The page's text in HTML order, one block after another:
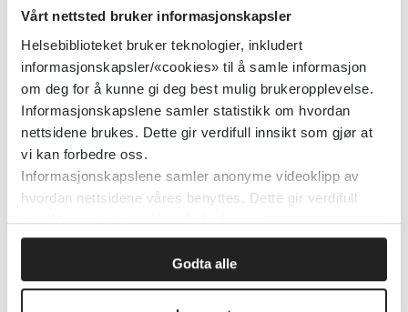
Vårt nettsted bruker informasjonskapsler
Helsebiblioteket bruker teknologier, inkludert
informasjonskapsler/«cookies» til å samle informasjon
om deg for å kunne gi deg best mulig brukeropplevelse.
Informasjonskapslene samler statistikk om hvordan
nettsidene brukes. Dette gir verdifull innsikt som gjør at
vi kan forbedre oss.
Informasjonskapslene samler anonyme videoklipp av
hvordan nettsidene våres benyttes. Dette gir verdifull
innsikt som gjør at vi kan forbedre oss.
Godta alle
Sosiale helseforskjeller i Norge
Folkehelseinstituttet (FHI) 2019
Detaljer
Statistikk for barnevaksinasjon
Folkehelseinstituttet (FHI)